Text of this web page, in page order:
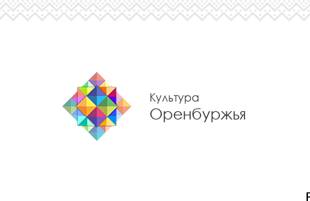
Культура
Оренбуржья